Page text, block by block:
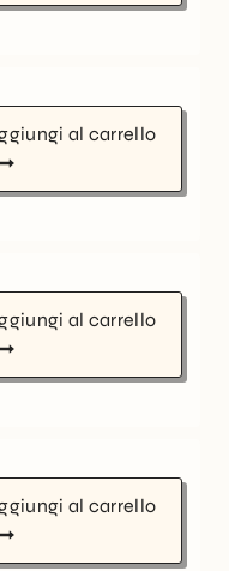
al carrello
al carrello
al carrello